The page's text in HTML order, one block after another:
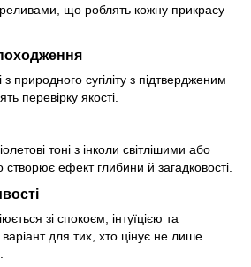
що роблять кожну прикрасу
природного сугіліту з підтвердженим
перевірку якості.
тоні з інколи світлішими або
ефект глибини й загадковості.
зі спокоєм, інтуїцією та
для тих, хто цінує не лише